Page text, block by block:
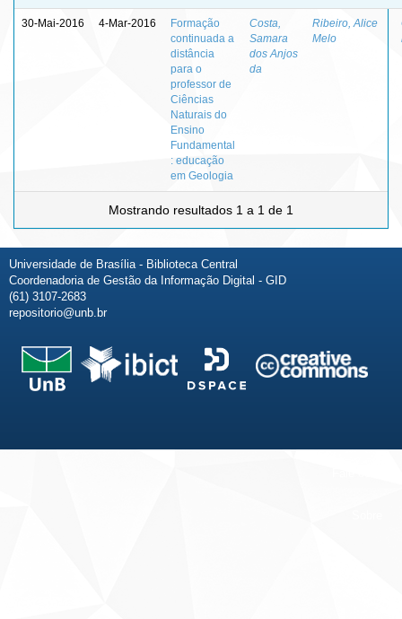
30-Mai-2016 4-Mar-2016
Formação
continuada a
distância
para o
professor de
Ciências
Naturais do
Ensino
Fundamental
: educação
em Geologia
Costa,
Samara
dos Anjos
da
Ribeiro, Alice
Melo
Mostrando resultados 1 a 1 de 1
Universidade de Brasília - Biblioteca Central
Coordenadoria de Gestão da Informação Digital - GID
(61) 3107-2683
repositorio@unb.br